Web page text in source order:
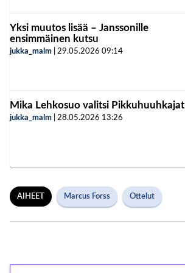
Yksi muutos lisää – Janssonille
ensimmäinen kutsu
jukka_malm 29.05.2026 09:14
Mika Lehkosuo valitsi Pikkuhuuhkajat
jukka_malm 28.05.2026 13:26
AIHEET Marcus Forss Ottelut